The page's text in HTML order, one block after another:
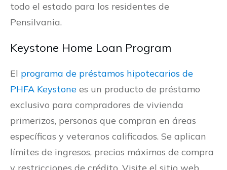
todo el estado para los residentes de
Pensilvania.
Keystone Home Loan Program
El programa de préstamos hipotecarios de
PHFA Keystone es un producto de préstamo
exclusivo para compradores de vivienda
primerizos, personas que compran en áreas
específicas y veteranos calificados. Se aplican
límites de ingresos, precios máximos de compra